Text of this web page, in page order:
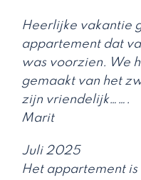
Heerlijke vakantie
appartement dat
was voorzien. We
gemaakt van het
zijn
Marit
Juli
Het appartement